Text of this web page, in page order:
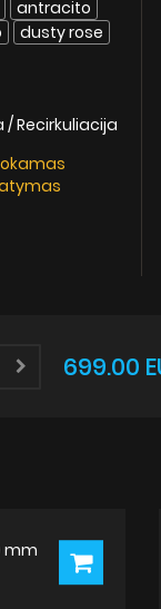
antracito
dusty rose
/ Recirkuliacija
699.00
mm